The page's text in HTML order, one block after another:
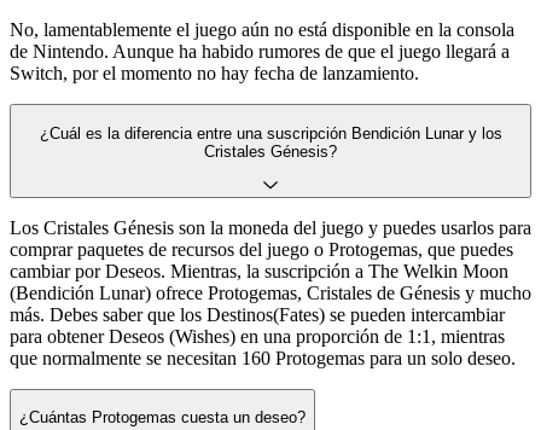
No, lamentablemente el juego aún no está disponible en la consola
de Nintendo. Aunque ha habido rumores de que el juego llegará a
Switch, por el momento no hay fecha de lanzamiento.
¿Cuál es la diferencia entre una suscripción Bendición Lunar y los
Cristales Génesis?
Los Cristales Génesis son la moneda del juego y puedes usarlos para
comprar paquetes de recursos del juego o Protogemas, que puedes
cambiar por Deseos. Mientras, la suscripción a The Welkin Moon
(Bendición Lunar) ofrece Protogemas, Cristales de Génesis y mucho
más. Debes saber que los Destinos(Fates) se pueden intercambiar
para obtener Deseos (Wishes) en una proporción de 1:1, mientras
que normalmente se necesitan 160 Protogemas para un solo deseo.
¿Cuántas Protogemas cuesta un deseo?